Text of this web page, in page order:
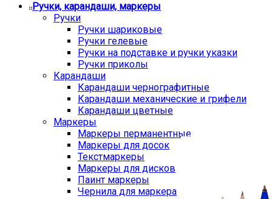
Ручки, карандаши, маркеры
Ручки
Ручки шариковые
Ручки гелевые
Ручки на подставке и ручки указки
Ручки приколы
Карандаши
Карандаши чернографитные
Карандаши механические и грифели
Карандаши цветные
Маркеры
Маркеры перманентные
Маркеры для досок
Текстмаркеры
Маркеры для дисков
Паинт маркеры
Чернила для маркера